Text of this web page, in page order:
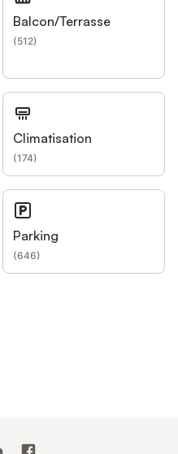
Balcon/Terrasse
(512)
Climatisation
(174)
Parking
(646)